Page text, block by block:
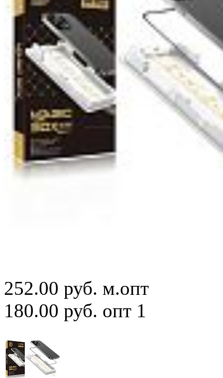
252.00 руб. м.опт
180.00 руб. опт 1